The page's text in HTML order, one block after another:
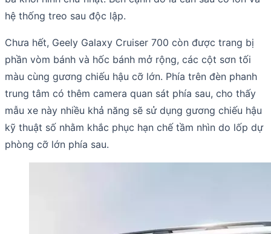
hệ thống treo sau độc lập.
Chưa hết, Geely Galaxy Cruiser 700 còn được trang bị
phần vòm bánh và hốc bánh mở rộng, các cột sơn tối
màu cùng gương chiếu hậu cỡ lớn. Phía trên đèn phanh
trung tâm có thêm camera quan sát phía sau, cho thấy
mẫu xe này nhiều khả năng sẽ sử dụng gương chiếu hậu
kỹ thuật số nhằm khắc phục hạn chế tầm nhìn do lốp dự
phòng cỡ lớn phía sau.